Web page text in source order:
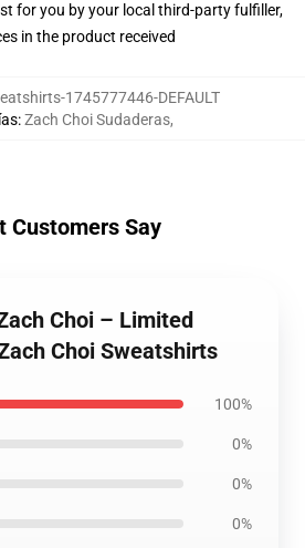
for you by your local third-party fulfiller,
in the product received
1745777446-DEFAULT
:Zach Choi Sudaderas,
Customers Say
Choi – Limited
Choi Sweatshirts
100%
0%
0%
0%